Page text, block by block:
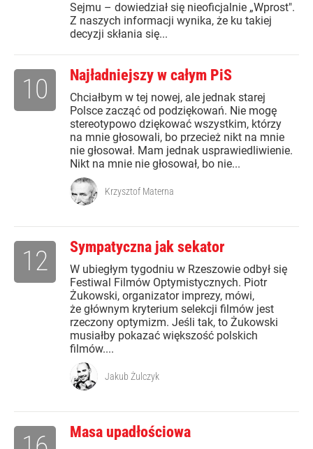
Sejmu – dowiedział się nieoficjalnie „Wprost".
Z naszych informacji wynika, że ku takiej
decyzji skłania się...
Najładniejszy w całym PiS
Chciałbym w tej nowej, ale jednak starej
Polsce zacząć od podziękowań. Nie mogę
stereotypowo dziękować wszystkim, którzy
na mnie głosowali, bo przecież nikt na mnie
nie głosował. Mam jednak usprawiedliwienie.
Nikt na mnie nie głosował, bo nie...
10
Krzysztof Materna
Sympatyczna jak sekator
W ubiegłym tygodniu w Rzeszowie odbył się
Festiwal Filmów Optymistycznych. Piotr
Żukowski, organizator imprezy, mówi,
że głównym kryterium selekcji filmów jest
rzeczony optymizm. Jeśli tak, to Żukowski
musiałby pokazać większość polskich
filmów....
12
Jakub Żulczyk
Masa upadłościowa